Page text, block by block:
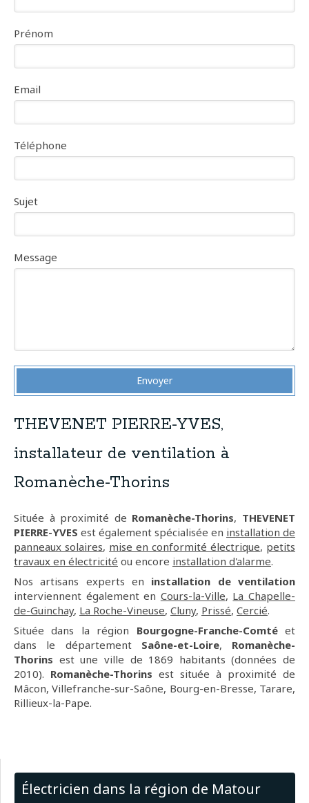
Prénom
Email
Téléphone
Sujet
Message
Envoyer
THEVENET PIERRE-YVES,
installateur de ventilation à
Romanèche-Thorins
Située à proximité de Romanèche-Thorins, THEVENET
PIERRE-YVES est également spécialisée en installation de
panneaux solaires, mise en conformité électrique, petits
travaux en électricité ou encore installation d'alarme.
Nos artisans experts en installation de ventilation
interviennent également en Cours-la-Ville, La Chapelle-
de-Guinchay, La Roche-Vineuse, Cluny, Prissé, Cercié.
Située dans la région Bourgogne-Franche-Comtéet
dans le département Saône-et-Loire, Romanèche-
Thorins est une ville de 1869 habitants (données de
2010). Romanèche-Thorins est située à proximité de
Mâcon, Villefranche-sur-Saône, Bourg-en-Bresse, Tarare,
Rillieux-la-Pape.
Électricien dans la région de Matour